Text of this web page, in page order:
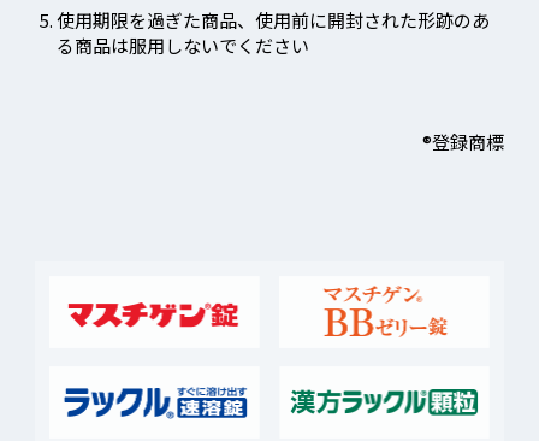
使用期限を過ぎた商品、使用前に開封された形跡のあ
る商品は服用しないでください
®登録商標